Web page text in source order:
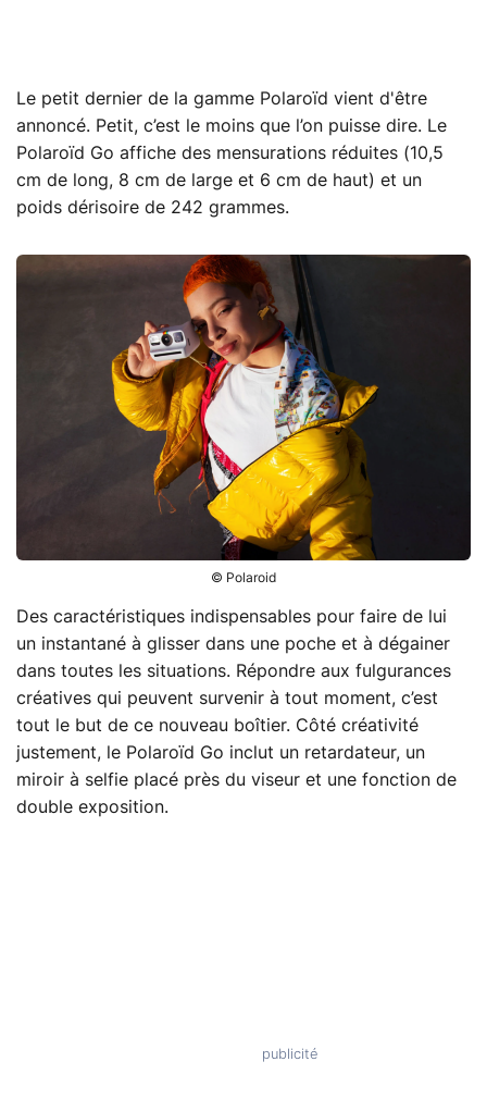
Le petit dernier de la gamme Polaroïd vient d'être
annoncé. Petit, c’est le moins que l’on puisse dire. Le
Polaroïd Go affiche des mensurations réduites (10,5
cm de long, 8 cm de large et 6 cm de haut) et un
poids dérisoire de 242 grammes.
© Polaroid
Des caractéristiques indispensables pour faire de lui
un instantané à glisser dans une poche et à dégainer
dans toutes les situations. Répondre aux fulgurances
créatives qui peuvent survenir à tout moment, c’est
tout le but de ce nouveau boîtier. Côté créativité
justement, le Polaroïd Go inclut un retardateur, un
miroir à selfie placé près du viseur et une fonction de
double exposition.